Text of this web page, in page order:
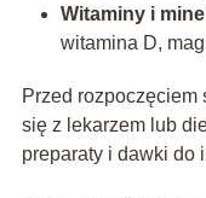
Witaminy i
witamina D,
Przed
się z lekarzem lub
preparaty i dawki do